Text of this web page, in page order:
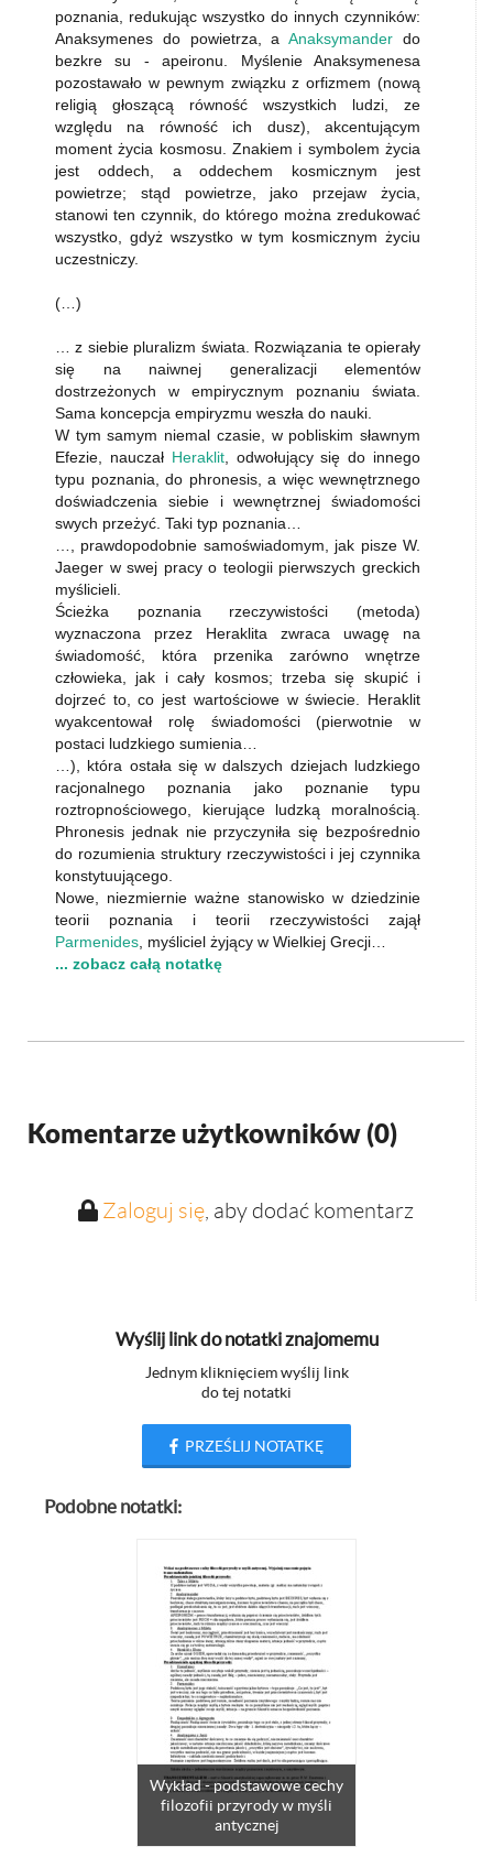
poznania, redukując wszystko do innych czynników:
Anaksymenes do powietrza, aAnaksymander do
bezkre­ su - apeironu. Myślenie Anaksymenesa
pozostawało w pewnym związku z orfizmem (nową
religią głoszącą równość wszystkich ludzi, ze
względu na równość ich dusz), akcentującym
moment życia kosmosu. Znakiem i symbolem życia
jest oddech, a oddechem kosmicznym jest
powietrze; stąd powietrze, jako przejaw życia,
stanowi ten czynnik, do którego można zredukować
wszystko, gdyż wszystko w tym kosmicznym życiu
uczestniczy.
(…)
… z siebie plura­lizm świata. Rozwiązania te opierały
się na naiwnej generalizacji elementów
dostrzeżonych w empirycznym poznaniu świata.
Sama koncepcja empiryzmu weszła do nauki.
W tym samym niemal czasie, w pobliskim sławnym
Efezie, nauczał Heraklit, odwołujący się do innego
typu poznania, do phronesis, a więc we­wnętrznego
doświadczenia siebie i wewnętrznej świadomości
swych przeżyć. Taki typ poznania…
…, prawdopodobnie samoświadomym, jak pisze W.
Jaeger w swej pracy o teologii pierwszych greckich
myślicieli.
Ścieżka poznania rzeczywistości (metoda)
wyznaczona przez Heraklita zwraca uwagę na
świadomość, która przenika zarówno wnętrze
człowieka, jak i cały kosmos; trzeba się skupić i
dojrzeć to, co jest wartościowe w świecie. Heraklit
wyakcentował rolę świadomości (pierwotnie w
postaci lu­dzkiego sumienia…
…), która ostała się w dalszych dziejach ludzkiego
racjonal­nego poznania jako poznanie typu
roztropnościowego, kierujące ludzką mo­ralnością.
Phronesis jednak nie przyczyniła się bezpośrednio
do rozumienia struktury rzeczywistości i jej czynnika
konstytuującego.
Nowe, niezmiernie ważne stanowisko w dziedzinie
teorii poznania i teo­rii rzeczywistości zajął
Parmenides , myśliciel żyjący w Wielkiej Grecji…
... zobacz całą notatkę
Komentarze użytkowników (0)
Zaloguj się, aby dodać komentarz
Wyślij link do notatki znajomemu
Jednym kliknięciem wyślij link
do tej notatki
PRZEŚLIJ NOTATKĘ
Podobne notatki:
Wykład - podstawowe cechy
filozofii przyrody w myśli
antycznej